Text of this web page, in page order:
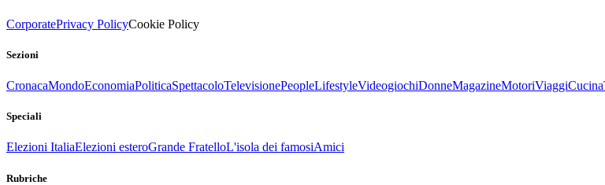
CorporatePrivacy PolicyCookie Policy
Sezioni
CronacaMondoEconomiaPoliticaSpettacoloTelevisionePeopleLifestyleVideogiochiDonneMagazineMotoriViaggiCucina
Speciali
Elezioni ItaliaElezioni esteroGrande FratelloL'isola dei famosiAmici
Rubriche